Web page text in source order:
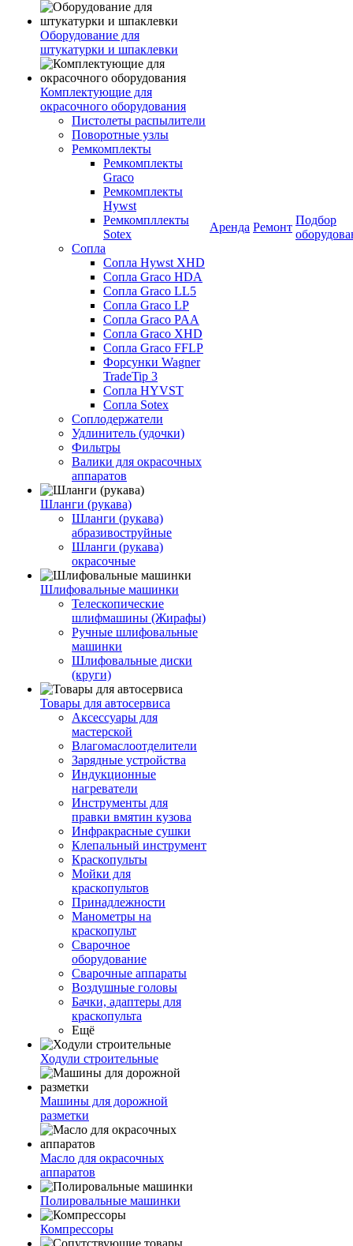
Оборудование для
штукатурки и шпаклевки
Комплектующие для
окрасочного оборудования
Пистолеты распылители
Поворотные узлы
Ремкомплекты
Ремкомплекты
Graco
Ремкомплекты
Hywst
Ремкомпллекты
Sotex
Сопла
Сопла Hywst XHD
Сопла Graco HDA
Сопла Graco LL5
Сопла Graco LP
Сопла Graco PAA
Сопла Graco XHD
Сопла Graco FFLP
Форсунки Wagner
TradeTip 3
Сопла HYVST
Сопла Sotex
Соплодержатели
Удлинитель (удочки)
Фильтры
Валики для окрасочных
аппаратов
Шланги (рукава)
Шланги (рукава)
абразивоструйные
Шланги (рукава)
окрасочные
Шлифовальные машинки
Телескопические
шлифмашины (Жирафы)
Ручные шлифовальные
машинки
Шлифовальные диски
(круги)
Товары для автосервиса
Аксессуары для
мастерской
Влагомаслоотделители
Зарядные устройства
Индукционные
нагреватели
Инструменты для
правки вмятин кузова
Инфракрасные сушки
Клепальный инструмент
Краскопульты
Мойки для
краскопультов
Принадлежности
Манометры на
краскопульт
Сварочное
оборудование
Сварочные аппараты
Воздушные головы
Бачки, адаптеры для
краскопульта
Ещё
Ходули строительные
Машины для дорожной
разметки
Масло для окрасочных
аппаратов
Полировальные машинки
Компрессоры
Аренда Ремонт
Подбор